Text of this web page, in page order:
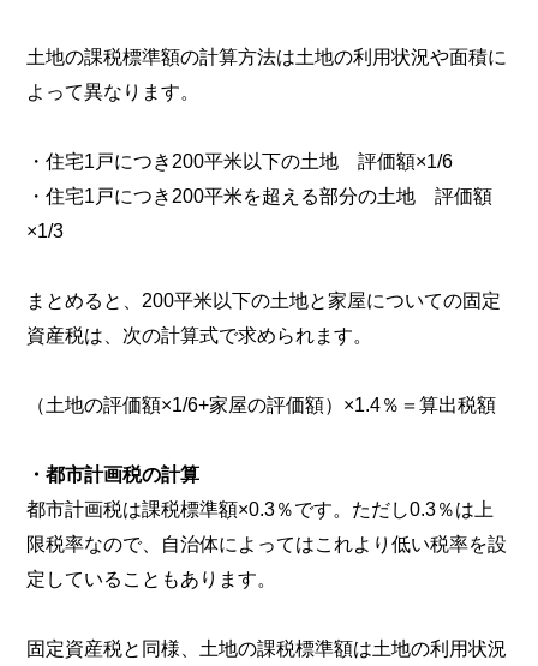
土地の課税標準額の計算方法は土地の利用状況や面積に
よって異なります。
・住宅1戸につき200平米以下の土地 評価額×1/6
・住宅1戸につき200平米を超える部分の土地 評価額
×1/3
まとめると、200平米以下の土地と家屋についての固定
資産税は、次の計算式で求められます。
（土地の評価額×1/6+家屋の評価額）×1.4％＝算出税額
・都市計画税の計算
都市計画税は課税標準額×0.3％です。ただし0.3％は上
限税率なので、自治体によってはこれより低い税率を設
定していることもあります。
固定資産税と同様、土地の課税標準額は土地の利用状況